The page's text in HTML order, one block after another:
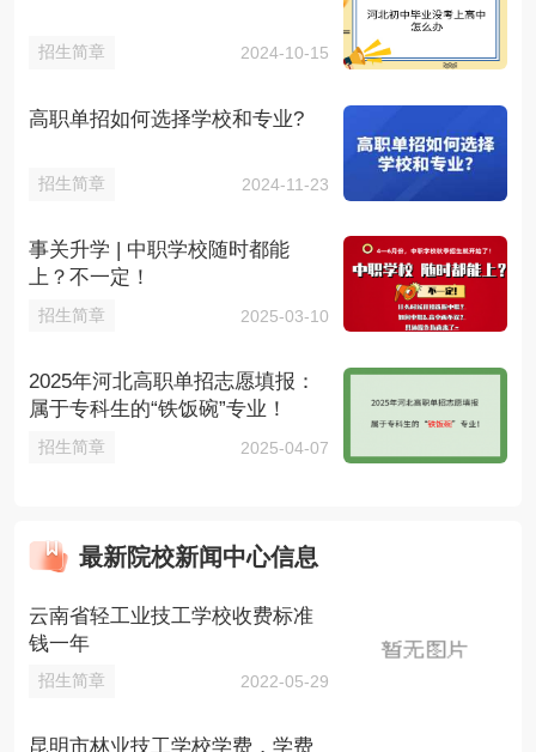
招生简章 2024-10-15
高职单招如何选择学校和专业?
招生简章 2024-11-23
事关升学 | 中职学校随时都能
上？不一定！
招生简章 2025-03-10
2025年河北高职单招志愿填报：
属于专科生的“铁饭碗”专业！
招生简章 2025-04-07
最新院校新闻中心信息
云南省轻工业技工学校收费标准
钱一年
招生简章 2022-05-29
昆明市林业技工学校学费，学费